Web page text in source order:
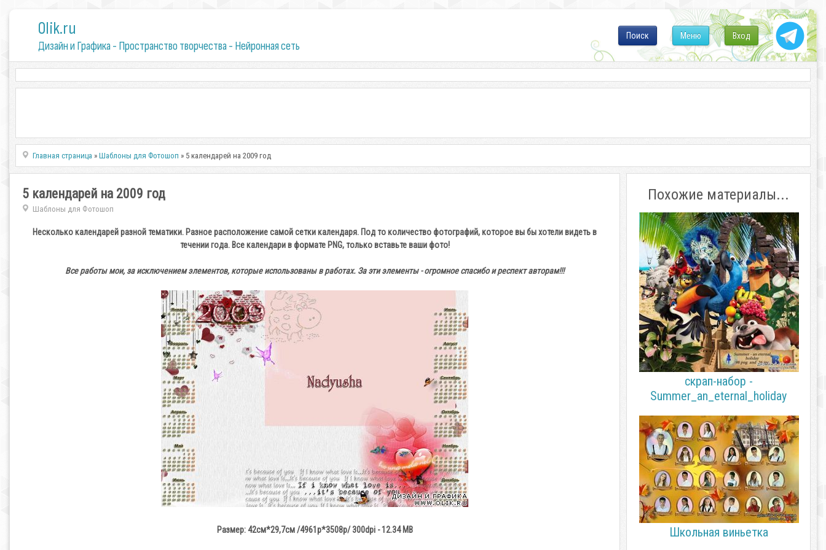
0lik.ru
Дизайн и Графика - Пространство творчества - Нейронная сеть
Вход
Меню
Поиск
Главная страница »Шаблоны для Фотошоп » 5 календарей на 2009 год
5 календарей на 2009 год
Шаблоны для Фотошоп
Несколько календарей разной тематики. Разное расположение самой сетки календаря. Под то количество фотографий, которое вы бы хотели видеть в
течении года. Все календари в формате PNG, только вставьте ваши фото!
Все работы мои, за исключением элементов, которые использованы в работах. За эти элементы - огромное спасибо и респект авторам!!!
Размер: 42см*29,7см /4961p*3508p/ 300dpi - 12.34 MB
Похожие материалы...
скрап-набор -
Summer_an_eternal_holiday
Школьная виньетка